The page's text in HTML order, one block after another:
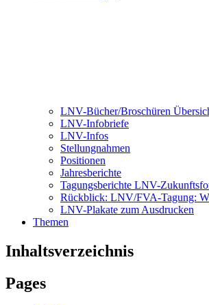
LNV-Bücher/Broschüren
LNV-Infobriefe
LNV-Infos
Stellungnahmen
Positionen
Jahresberichte
Tagungsberichte LNV-
Rückblick: LNV/FVA-Tagung:
LNV-Plakate zum Ausdrucken
Themen
Inhaltsverzeichnis
Pages